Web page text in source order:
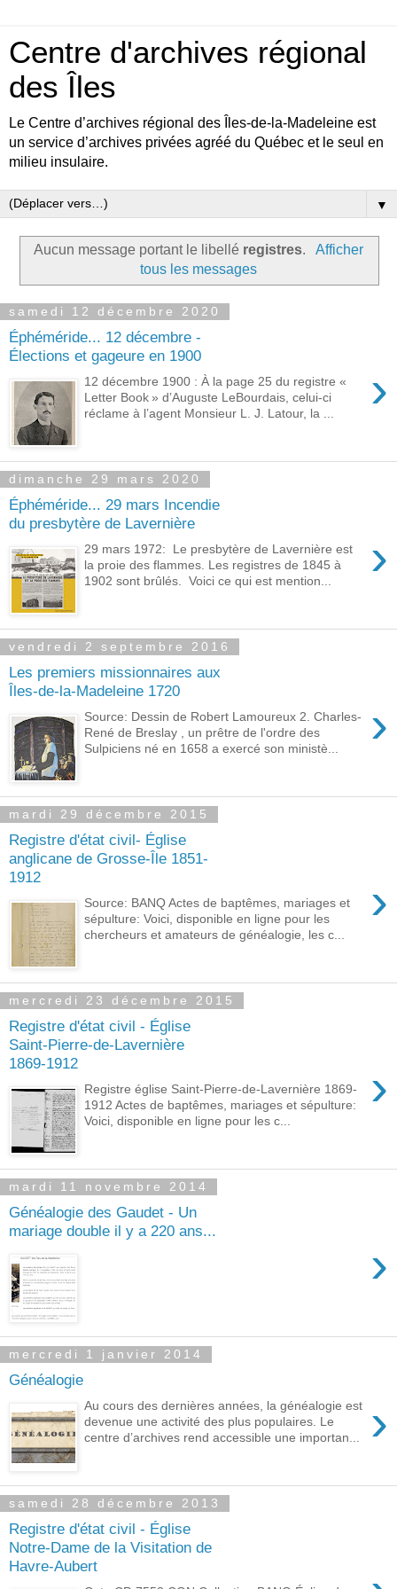
Centre d'archives régional
des Îles
Le Centre d’archives régional des Îles-de-la-Madeleine est
un service d’archives privées agréé du Québec et le seul en
milieu insulaire.
▼
Aucun message portant le libellé registres.
Afficher
tous les messages
samedi 12 décembre 2020
Éphéméride... 12 décembre -
Élections et gageure en 1900
›
12 décembre 1900 : À la page 25 du registre «
Letter Book » d’Auguste LeBourdais, celui-ci
réclame à l’agent Monsieur L. J. Latour, la ...
dimanche 29 mars 2020
Éphéméride... 29 mars Incendie
du presbytère de Lavernière
›
29 mars 1972: Le presbytère de Lavernière est
la proie des flammes. Les registres de 1845 à
1902 sont brûlés. Voici ce qui est mention...
vendredi 2 septembre 2016
Les premiers missionnaires aux
Îles-de-la-Madeleine 1720
›
Source: Dessin de Robert Lamoureux 2. Charles-
René de Breslay , un prêtre de l'ordre des
Sulpiciens né en 1658 a exercé son ministè...
mardi 29 décembre 2015
Registre d'état civil- Église
anglicane de Grosse-Île 1851-
1912
›
Source: BANQ Actes de baptêmes, mariages et
sépulture: Voici, disponible en ligne pour les
chercheurs et amateurs de généalogie, les c...
mercredi 23 décembre 2015
Registre d'état civil - Église
Saint-Pierre-de-Lavernière
1869-1912
›
Registre église Saint-Pierre-de-Lavernière 1869-
1912 Actes de baptêmes, mariages et sépulture:
Voici, disponible en ligne pour les c...
mardi 11 novembre 2014
Généalogie des Gaudet - Un
mariage double il y a 220 ans...
›
mercredi 1 janvier 2014
Généalogie
›
Au cours des dernières années, la généalogie est
devenue une activité des plus populaires. Le
centre d’archives rend accessible une importan...
samedi 28 décembre 2013
Registre d'état civil - Église
Notre-Dame de la Visitation de
Havre-Aubert